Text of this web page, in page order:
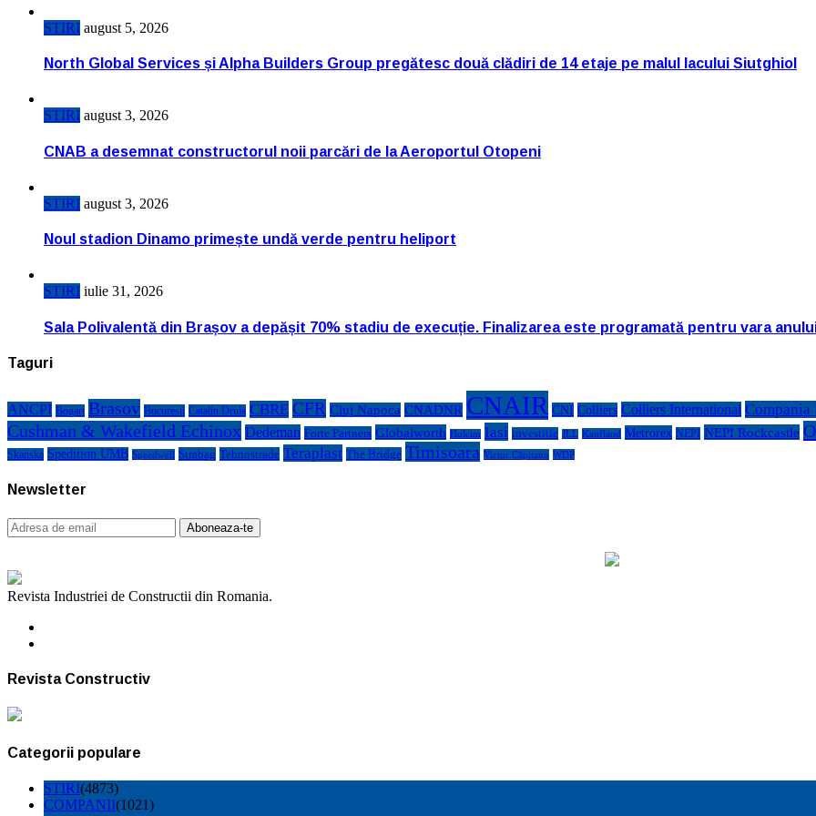
STIRI august 5, 2026
North Global Services și Alpha Builders Group pregătesc două clădiri de 14 etaje pe malul lacului Siutghiol
STIRI august 3, 2026
CNAB a desemnat constructorul noii parcări de la Aeroportul Otopeni
STIRI august 3, 2026
Noul stadion Dinamo primește undă verde pentru heliport
STIRI iulie 31, 2026
Sala Polivalentă din Brașov a depășit 70% stadiu de execuție. Finalizarea este programată pentru vara
Taguri
ANCPI Bogart Brasov Bucuresti Catalin Drula CBRE CFR Cluj Napoca CNADNR CNAIR CNI Colliers Colliers International
Cushman & Wakefield Echinox Dedeman Forte Partners Globalworth Holcim Iasi investitie JLL Kaufland Metrorex NEPI NEPI Rockcastle
Skanska Spedition UMB Speedwell Strabag Tehnostrade Teraplast The Bridge Timisoara Victor Căpitanu WDP
Newsletter
Revista Industriei de Constructii din Romania.
Revista Constructiv
Categorii populare
STIRI(4873)
COMPANII(1021)